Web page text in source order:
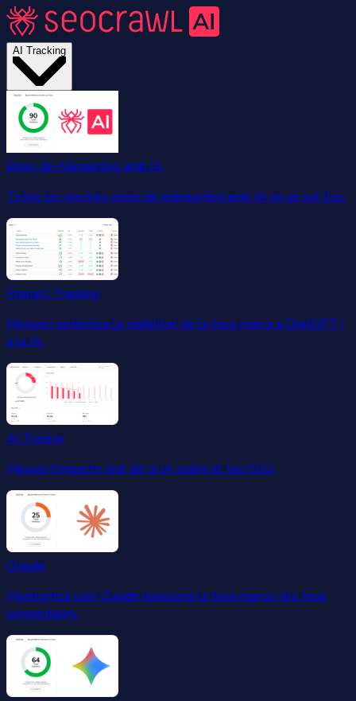
AI Tracking
Eines de màrqueting amb IA
Totes les nostres eines de màrqueting amb IA en un sol lloc.
Prompt Tracking
Mesura i optimitza la visibilitat de la teva marca a ChatGPT i
a la IA.
AI Tracker
Mesura l'impacte real de la IA sobre el teu SEO.
Claude
Monitoritza com Claude menciona la teva marca i els teus
competidors.